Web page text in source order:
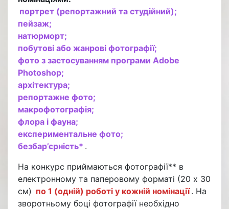
портрет (репортажний та студійний);
пейзаж;
натюрморт;
побутові або жанрові фотографії;
фото з застосуванням програми Аdobe
Photoshop;
архітектура;
репортажне фото;
макрофотографія;
флора і фауна;
експериментальне фото;
безбар’єрність* .
На конкурс приймаються фотографії** в
електронному та паперовому форматі (20 х 30
см) по 1 (одній) роботі у кожній номінації. На
зворотньому боці фотографії необхідно